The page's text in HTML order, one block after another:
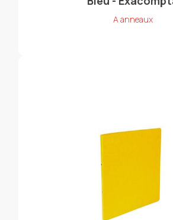
A anneaux